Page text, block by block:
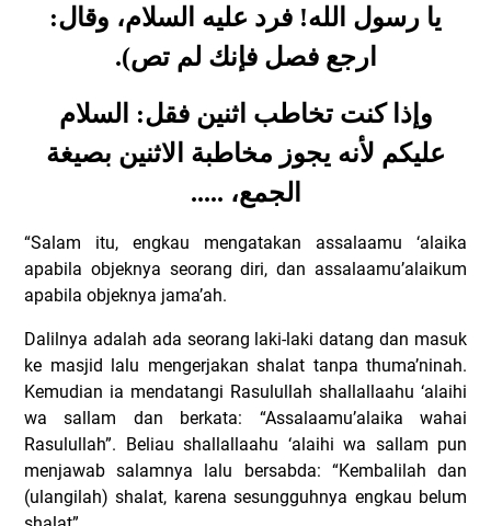
يا رسول الله! فرد عليه السلام، وقال:
ارجع فصل فإنك لم تص).
وإذا كنت تخاطب اثنين فقل: السلام
عليكم لأنه يجوز مخاطبة الاثنين بصيغة
الجمع، .....
“Salam itu, engkau mengatakan assalaamu ‘alaika
apabila objeknya seorang diri, dan assalaamu’alaikum
apabila objeknya jama’ah.
Dalilnya adalah ada seorang laki-laki datang dan masuk
ke masjid lalu mengerjakan shalat tanpa thuma’ninah.
Kemudian ia mendatangi Rasulullah shallallaahu ‘alaihi
wa sallam dan berkata: “Assalaamu’alaika wahai
Rasulullah”. Beliau shallallaahu ‘alaihi wa sallam pun
menjawab salamnya lalu bersabda: “Kembalilah dan
(ulangilah) shalat, karena sesungguhnya engkau belum